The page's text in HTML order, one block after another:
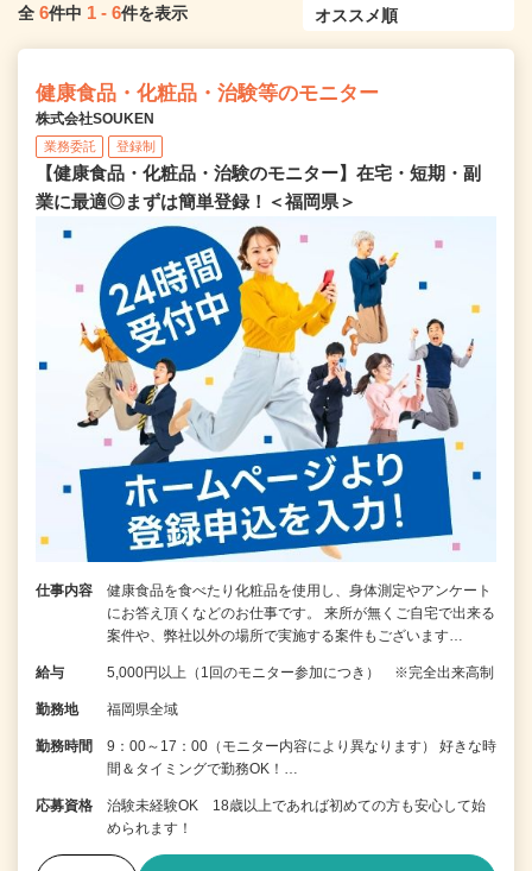
全 6件中 1 - 6件を表示
健康食品・化粧品・治験等のモニター
株式会社SOUKEN
業務委託 登録制
【健康食品・化粧品・治験のモニター】在宅・短期・副
業に最適◎まずは簡単登録！＜福岡県＞
仕事内容
健康食品を食べたり化粧品を使用し、身体測定やアンケート
にお答え頂くなどのお仕事です。 来所が無くご自宅で出来る
案件や、弊社以外の場所で実施する案件もございます…
給与 5,000円以上（1回のモニター参加につき） ※完全出来高制
勤務地 福岡県全域
勤務時間
9：00～17：00（モニター内容により異なります） 好きな時
間＆タイミングで勤務OK！…
応募資格
治験未経験OK 18歳以上であれば初めての方も安心して始
められます！